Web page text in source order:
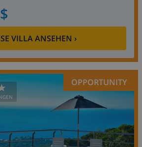
VILLA ANSEHEN ›
OPPORTUNITY